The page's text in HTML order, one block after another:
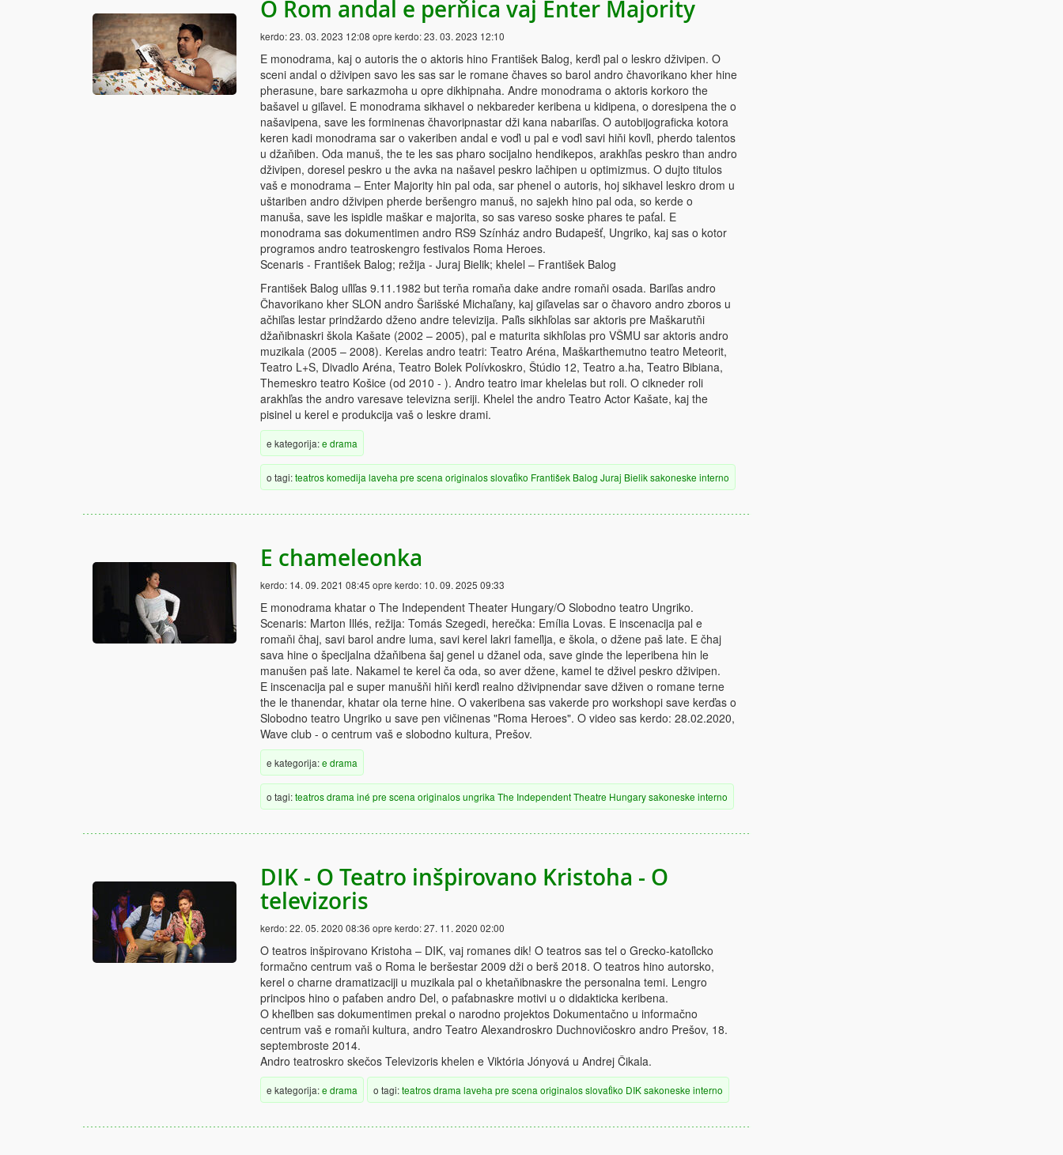
O Rom andal e perňica vaj Enter Majority
kerdo:23. 03. 2023 12:08 opre kerdo:23. 03. 2023 12:10
E monodrama, kaj o autoris the o aktoris hino František Balog, kerďi pal o leskro dživipen. O
sceni andal o dživipen savo les sas sar le romane čhaves so barol andro čhavorikano kher hine
pherasune, bare sarkazmoha u opre dikhipnaha. Andre monodrama o aktoris korkoro the
bašavel u giľavel. E monodrama sikhavel o nekbareder keribena u kidipena, o doresipena the o
našavipena, save les forminenas čhavoripnastar dži kana nabariľas. O autobijograficka kotora
keren kadi monodrama sar o vakeriben andal e voďi u pal e voďi savi hiňi kovľi, pherdo talentos
u džaňiben. Oda manuš, the te les sas pharo socijalno hendikepos, arakhľas peskro than andro
dživipen, doresel peskro u the avka na našavel peskro lačhipen u optimizmus. O dujto titulos
vaš e monodrama – Enter Majority hin pal oda, sar phenel o autoris, hoj sikhavel leskro drom u
uštariben andro dživipen pherde beršengro manuš, no sajekh hino pal oda, so kerde o
manuša, save les ispidle maškar e majorita, so sas vareso soske phares te paťal. E
monodrama sas dokumentimen andro RS9 Színház andro Budapešť, Ungriko, kaj sas o kotor
programos andro teatroskengro festivalos Roma Heroes.
Scenaris - František Balog; režija - Juraj Bielik; khelel – František Balog
František Balog uľiľas 9.11.1982 but terňa romaňa dake andre romaňi osada. Bariľas andro
Čhavorikano kher SLON andro Šarišské Michaľany, kaj giľavelas sar o čhavoro andro zboros u
ačhiľas lestar prindžardo dženo andre televizija. Paľis sikhľolas sar aktoris pre Maškarutňi
džaňibnaskri škola Kašate (2002 – 2005), pal e maturita sikhľolas pro VŠMU sar aktoris andro
muzikala (2005 – 2008). Kerelas andro teatri: Teatro Aréna, Maškarthemutno teatro Meteorit,
Teatro L+S, Divadlo Aréna, Teatro Bolek Polívkoskro, Štúdio 12, Teatro a.ha, Teatro Bibiana,
Themeskro teatro Košice (od 2010 - ). Andro teatro imar khelelas but roli. O cikneder roli
arakhľas the andro varesave televizna seriji. Khelel the andro Teatro Actor Kašate, kaj the
pisinel u kerel e produkcija vaš o leskre drami.
e kategorija:e drama
o tagi:teatroskomedija laveha pre scena originalosslovaťiko František Balog Juraj Bieliksakoneske interno
E chameleonka
kerdo:14. 09. 2021 08:45 opre kerdo:10. 09. 2025 09:33
E monodrama khatar o The Independent Theater Hungary/O Slobodno teatro Ungriko.
Scenaris: Marton Illés, režija: Tomás Szegedi, herečka: Emília Lovas. E inscenacija pal e
romaňi čhaj, savi barol andre luma, savi kerel lakri fameľija, e škola, o džene paš late. E čhaj
sava hine o špecijalna džaňibena šaj genel u džanel oda, save ginde the leperibena hin le
manušen paš late. Nakamel te kerel ča oda, so aver džene, kamel te dživel peskro dživipen.
E inscenacija pal e super manušňi hiňi kerďi realno dživipnendar save dživen o romane terne
the le thanendar, khatar ola terne hine. O vakeribena sas vakerde pro workshopi save kerďas o
Slobodno teatro Ungriko u save pen vičinenas "Roma Heroes". O video sas kerdo: 28.02.2020,
Wave club - o centrum vaš e slobodno kultura, Prešov.
e kategorija:e drama
o tagi:teatrosdrama iné pre scena originalosungrika The Independent Theatre Hungarysakoneske interno
DIK - O Teatro inšpirovano Kristoha - O
televizoris
kerdo:22. 05. 2020 08:36 opre kerdo:27. 11. 2020 02:00
O teatros inšpirovano Kristoha – DIK, vaj romanes dik! O teatros sas tel o Grecko-katoľicko
formačno centrum vaš o Roma le beršestar 2009 dži o berš 2018. O teatros hino autorsko,
kerel o charne dramatizaciji u muzikala pal o khetaňibnaskre the personalna temi. Lengro
principos hino o paťaben andro Del, o paťabnaskre motivi u o didakticka keribena.
O kheľiben sas dokumentimen prekal o narodno projektos Dokumentačno u informačno
centrum vaš e romaňi kultura, andro Teatro Alexandroskro Duchnovičoskro andro Prešov, 18.
septembroste 2014.
Andro teatroskro skečos Televizoris khelen e Viktória Jónyová u Andrej Čikala.
e kategorija:e drama o tagi:teatrosdrama laveha pre scena originalosslovaťiko DIKsakoneske interno